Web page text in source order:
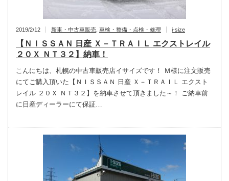
2019/2/12 新車・中古車販売 車検・整備・点検・修理 i-size
【ＮＩＳＳＡＮ 日産 Ｘ－ＴＲＡＩＬ エクストレイル
２０Ｘ ＮＴ３２】納車！
こんにちは、札幌の中古車販売店イサイズです！ Ｍ様に注文販売
にてご購入頂いた【ＮＩＳＳＡＮ 日産 Ｘ－ＴＲＡＩＬ エクスト
レイル ２０Ｘ ＮＴ３２】を納車させて頂きました～！ ご納車前
に日産ディーラーにて保証…